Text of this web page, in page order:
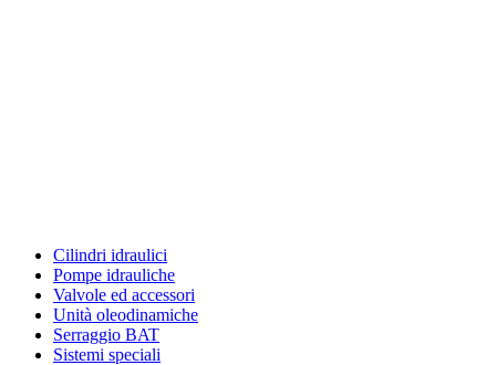
Cilindri idraulici
Pompe idrauliche
Valvole ed accessori
Unità oleodinamiche
Serraggio BAT
Sistemi speciali